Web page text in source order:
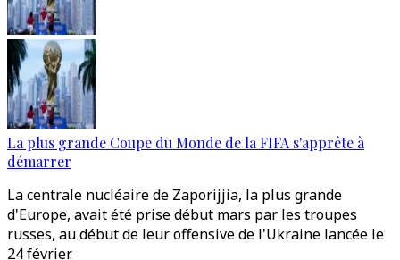
La plus grande Coupe du Monde de la FIFA s'apprête à
démarrer
La centrale nucléaire de Zaporijjia, la plus grande
d'Europe, avait été prise début mars par les troupes
russes, au début de leur offensive de l'Ukraine lancée le
24 février.